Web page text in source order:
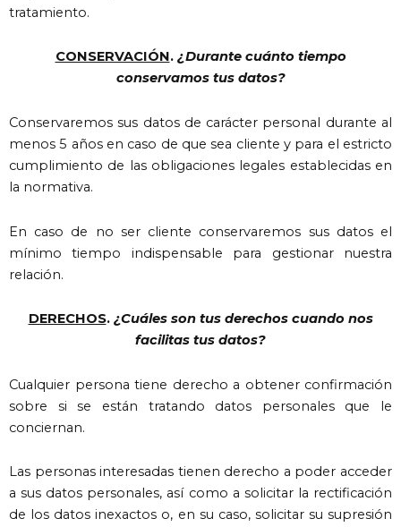
tratamiento.
CONSERVACIÓN. ¿Durante cuánto tiempo
conservamos tus datos?
Conservaremos sus datos de carácter personal durante al
menos 5 años en caso de que sea cliente y para el estricto
cumplimiento de las obligaciones legales establecidas en
la normativa.
En caso de no ser cliente conservaremos sus datos el
mínimo tiempo indispensable para gestionar nuestra
relación.
DERECHOS. ¿Cuáles son tus derechos cuando nos
facilitas tus datos?
Cualquier persona tiene derecho a obtener confirmación
sobre si se están tratando datos personales que le
conciernan.
Las personas interesadas tienen derecho a poder acceder
a sus datos personales, así como a solicitar la rectificación
de los datos inexactos o, en su caso, solicitar su supresión